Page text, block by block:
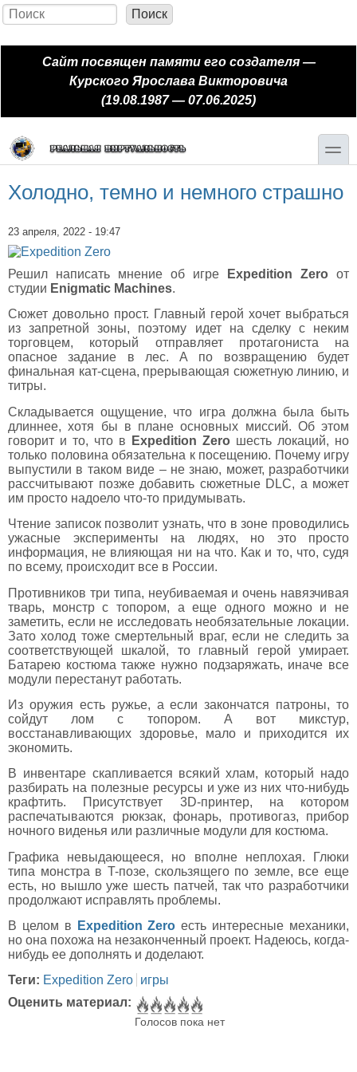
Перейти к основному содержанию
Skip to search
Форма поиска
Поиск
Сайт посвящен памяти его создателя —
Курского Ярослава Викторовича
(19.08.1987 — 07.06.2025)
toggle
Холодно, темно и немного страшно
23 апреля, 2022 - 19:47
Решил написать мнение об игре Expedition Zero от
студии Enigmatic Machines.
Сюжет довольно прост. Главный герой хочет выбраться
из запретной зоны, поэтому идет на сделку с неким
торговцем, который отправляет протагониста на
опасное задание в лес. А по возвращению будет
финальная кат-сцена, прерывающая сюжетную линию, и
титры.
Складывается ощущение, что игра должна была быть
длиннее, хотя бы в плане основных миссий. Об этом
говорит и то, что в
Expedition Zero шесть локаций, но
только половина обязательна к посещению. Почему игру
выпустили в таком виде – не знаю, может, разработчики
рассчитывают позже добавить сюжетные DLC, а может
им просто надоело что-то придумывать.
Чтение записок позволит узнать, что в зоне проводились
ужасные эксперименты на людях, но это просто
информация, не влияющая ни на что. Как и то, что, судя
по всему, происходит все в России.
Противников три типа, неубиваемая и очень навязчивая
тварь, монстр с топором, а еще одного можно и не
заметить, если не исследовать необязательные локации.
Зато холод тоже смертельный враг, если не следить за
соответствующей шкалой, то главный герой умирает.
Батарею костюма также нужно подзаряжать, иначе все
модули перестанут работать.
Из оружия есть ружье, а если закончатся патроны, то
сойдут лом с топором. А вот микстур,
восстанавливающих здоровье, мало и приходится их
экономить.
В инвентаре скапливается всякий хлам, который надо
разбирать на полезные ресурсы и уже из них что-нибудь
крафтить. Присутствует 3D-принтер, на котором
распечатываются рюкзак, фонарь, противогаз, прибор
ночного виденья или различные модули для костюма.
Графика невыдающееся, но вполне неплохая. Глюки
типа монстра в T-позе, скользящего по земле, все еще
есть, но вышло уже шесть патчей, так что разработчики
продолжают исправлять проблемы.
В целом в
Expedition Zero есть интересные механики,
но она похожа на незаконченный проект. Надеюсь, когда-
нибудь ее дополнять и доделают.
Теги: Expedition Zero игры
Оценить материал:
Голосов пока нет